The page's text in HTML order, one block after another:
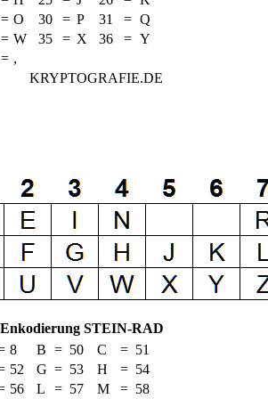
= O 30 = P 31 = Q
= W 35 = X 36 = Y
= ,
KRYPTOGRAFIE.DE
STEIN-RAD
8 B = 50 C = 51
52 G = 53 H = 54
56 L = 57 M = 58